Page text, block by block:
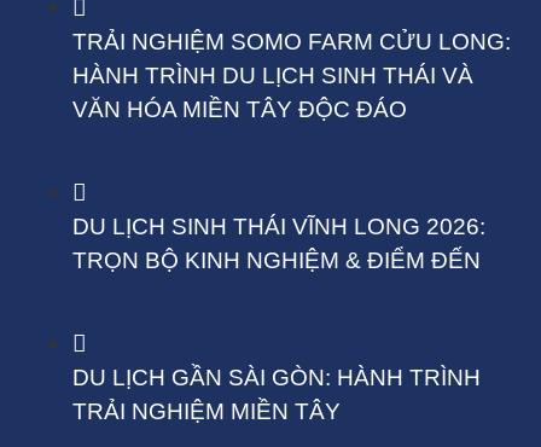
TRẢI NGHIỆM SOMO FARM CỬU LONG:
HÀNH TRÌNH DU LỊCH SINH THÁI VÀ
VĂN HÓA MIỀN TÂY ĐỘC ĐÁO
DU LỊCH SINH THÁI VĨNH LONG 2026:
TRỌN BỘ KINH NGHIỆM & ĐIỂM ĐẾN
DU LỊCH GẦN SÀI GÒN: HÀNH TRÌNH
TRẢI NGHIỆM MIỀN TÂY